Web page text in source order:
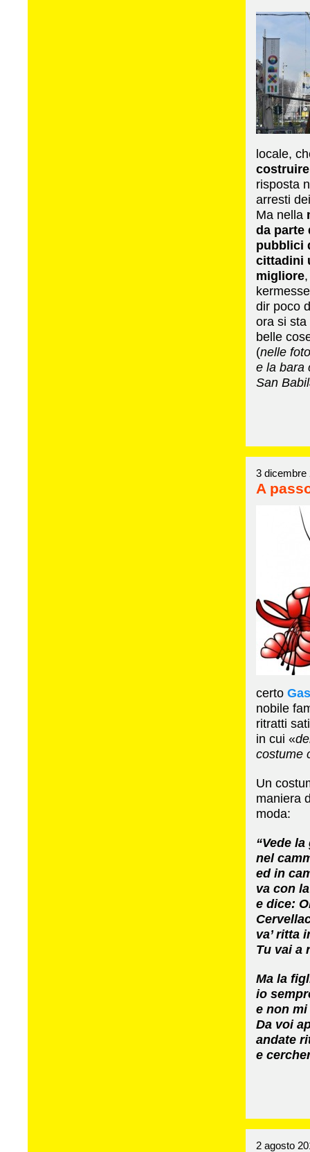
locale,
risposta
arresti
Ma nella
da parte
pubblici
cittadini
migliore
dir poco
ora si
belle
(nelle
e la bara
San
3 dicembre
A
certo
nobile
ritratti
in cui «
costume
Un
maniera
moda:
“Vede
nel
ed in
va con
e dice:
va’ ritta
Tu vai a
Ma la
io
e non
Da voi
andate
e
2 agosto